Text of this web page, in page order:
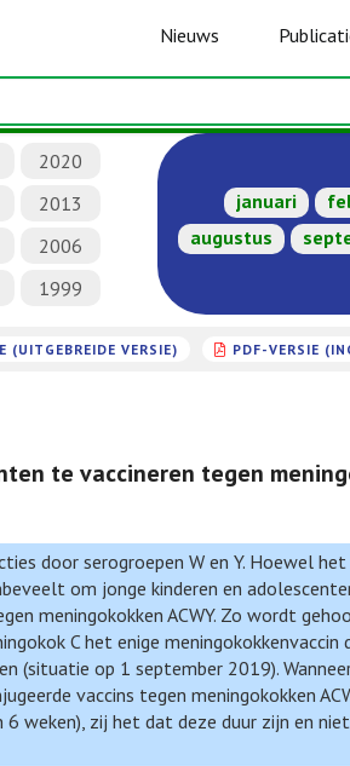
Nieuws
2020
2013
2006
1999
januari
augustus
(UITGEBREIDE VERSIE) PDF-VERSIE
te vaccineren tegen
door serogroepen W en Y. Hoewel het
om jonge kinderen en
meningokokken ACWY. Zo wordt
C het enige meningokokkenvaccin
(situatie op 1 september 2019).
vaccins tegen meningokokken
weken), zij het dat deze duur zijn en niet